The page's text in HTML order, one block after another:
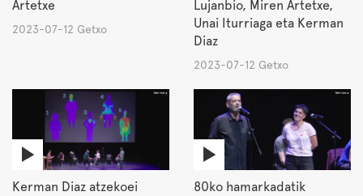
Artetxe
2023-07-12 Getxo
Lujanbio, Miren Artetxe,
Unai Iturriaga eta Kerman
Diaz
2023-07-12 Getxo
Kerman Diaz atzekoei
80ko hamarkadatik